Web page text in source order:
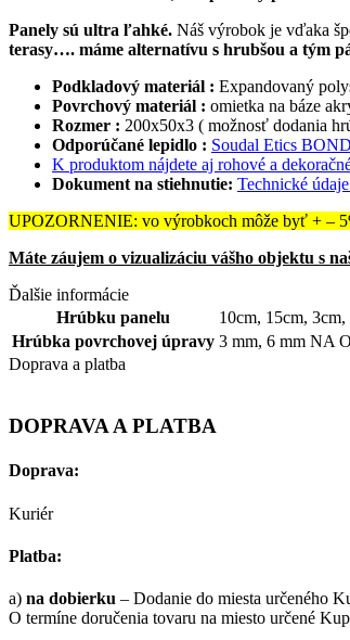
Panely sú ultra ľahké. Náš výrobok je vďaka
terasy…. máme alternatívu s hrubšou a tým
Podkladový materiál : Expandovaný
Povrchový materiál : omietka na báze
Rozmer : 200x50x3 ( možnosť dodania
Odporúčané lepidlo : Soudal Etics BOND
K produktom nájdete aj rohové a
Dokument na stiehnutie: Technické
UPOZORNENIE: vo výrobkoch môže byť + –
Máte záujem o vizualizáciu vášho objektu s
Ďalšie informácie
Hrúbku panelu
10cm, 15cm, 3cm,
Hrúbka povrchovej úpravy 3 mm, 6 mm NA
Doprava a platba
DOPRAVA A PLATBA
Doprava:
Kuriér
Platba:
a) na dobierku – Dodanie do miesta určeného
O termíne doručenia tovaru na miesto určené